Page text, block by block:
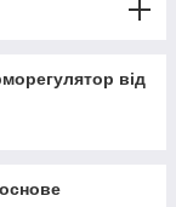
від